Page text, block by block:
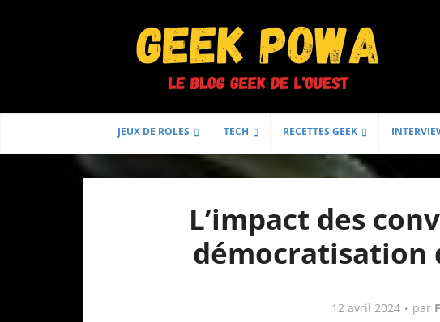
JEUX DE ROLES TECH RECETTES GEEK
L’impact des
démocratisation
12 avril 2024 par